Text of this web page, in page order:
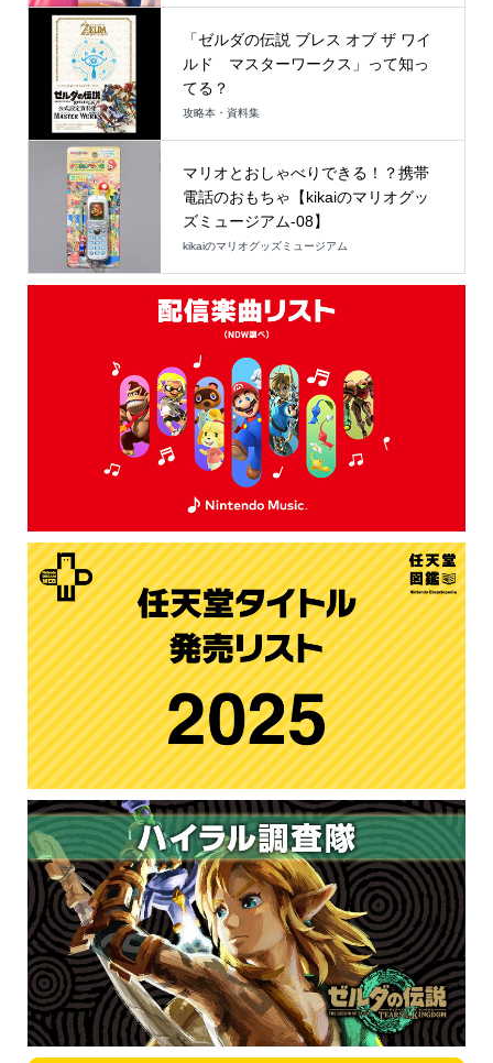
「ゼルダの伝説 ブレス オブ ザ ワイ
ルド マスターワークス」って知っ
てる？
攻略本・資料集
マリオとおしゃべりできる！？携帯
電話のおもちゃ【kikaiのマリオグッ
ズミュージアム-08】
kikaiのマリオグッズミュージアム